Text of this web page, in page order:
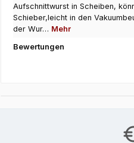
Aufschnittwurst in Scheiben,
Schieber,leicht in den
der Wur… Mehr
Bewertungen